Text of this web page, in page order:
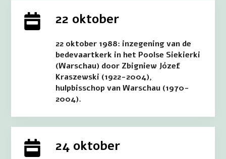
22 oktober
22 oktober 1988: inzegening van de
bedevaartkerk in het Poolse Siekierki
(Warschau) door Zbigniew Józef
Kraszewski (1922-2004),
hulpbisschop van Warschau (1970-
2004).
24 oktober